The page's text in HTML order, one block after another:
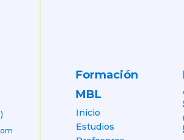
Formación
MBL
Inicio
Estudios